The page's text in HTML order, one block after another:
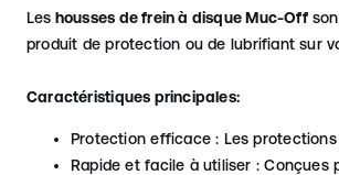
Les housses de frein à disque Muc-Off
produit de protection ou de lubrifiant sur
Caractéristiques principales:
Protection efficace : Les
Rapide et facile à utiliser : Conçues